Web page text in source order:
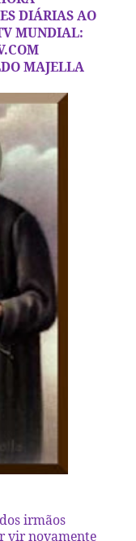
DIÁRIAS AO
MUNDIAL:
MAJELLA
irmãos
vir novamente